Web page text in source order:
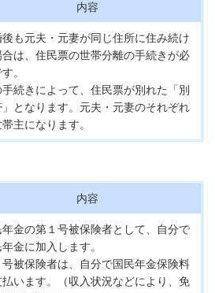
内容
も元夫・元妻が同じ住所に住み続け
合は、住民票の世帯分離の手続きが必
。
手続きによって、住民票が別れた「別
」となります。元夫・元妻のそれぞれ
主になります。
内容
年金の第１号被保険者として、自分で
年金に加入します。
号被保険者は、自分で国民年金保険料
払います。（収入状況などにより、免